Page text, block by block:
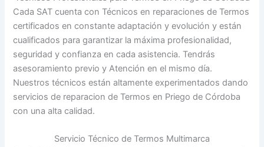
Cada SAT cuenta con Técnicos en reparaciones de Termos
certificados en constante adaptación y evolución y están
cualificados para garantizar la máxima profesionalidad,
seguridad y confianza en cada asistencia. Tendrás
asesoramiento previo y Atención en el mismo día.
Nuestros técnicos están altamente experimentados dando
servicios de reparacion de Termos en Priego de Córdoba
con una alta calidad.
Servicio Técnico de Termos Multimarca